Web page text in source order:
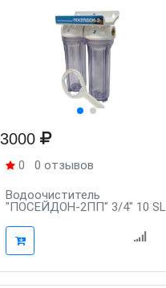
3000
0 0 отзывов
Водоочиститель
"ПОСЕЙДОН-2ПП" 3/4" 10 SL